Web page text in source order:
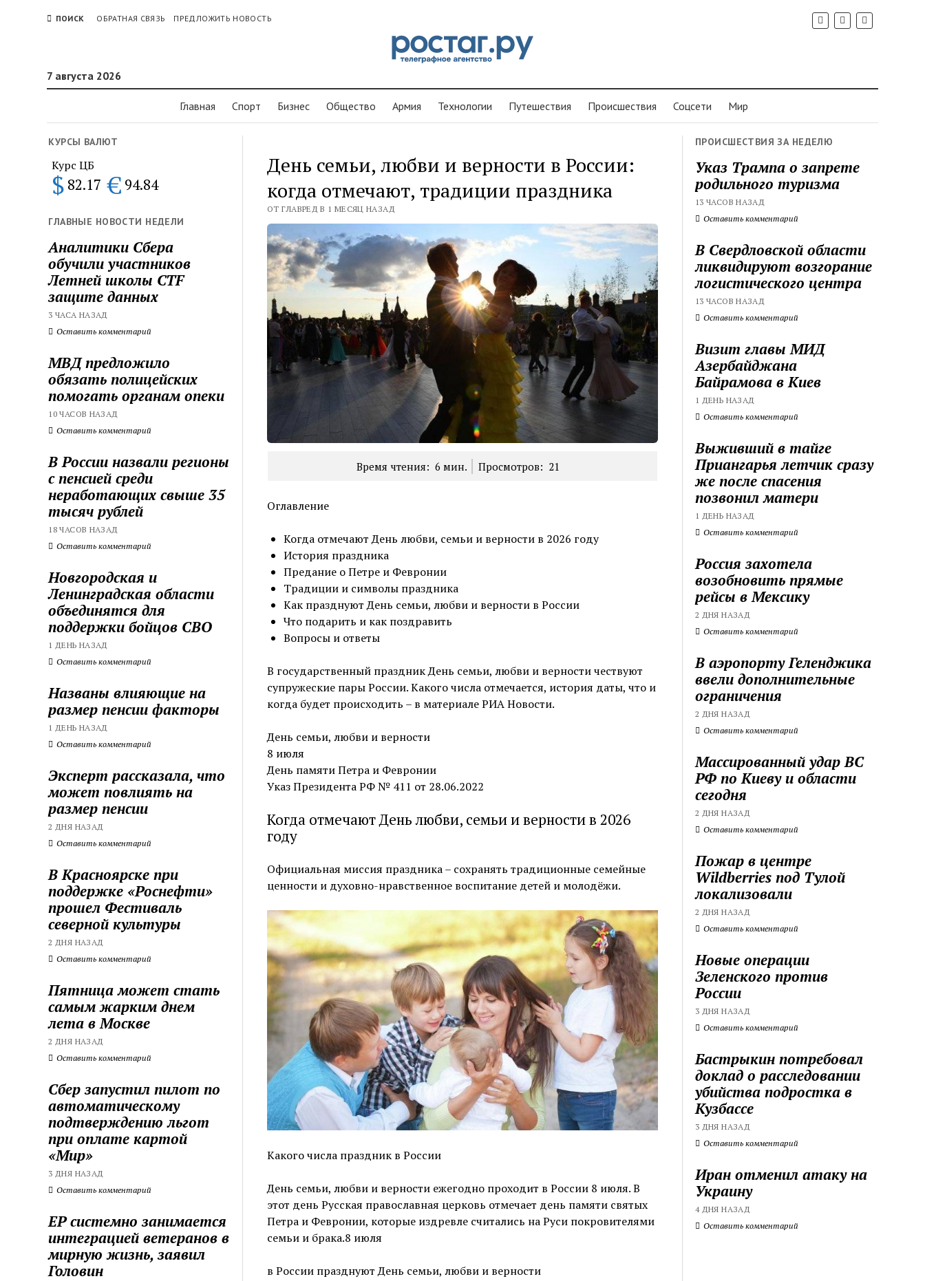
ПОИСК ОБРАТНАЯ СВЯЗЬ ПРЕДЛОЖИТЬ НОВОСТЬ
7 августа 2026
Главная Спорт Бизнес Общество Армия Технологии Путешествия Проиcшествия Соцсети Мир
КУРСЫ ВАЛЮТ
Курс ЦБ
$ 82.17 € 94.84
ГЛАВНЫЕ НОВОСТИ НЕДЕЛИ
Аналитики Сбера
обучили участников
Летней школы CTF
защите данных
3 ЧАСА НАЗАД
Оставить комментарий
МВД предложило
обязать полицейских
помогать органам опеки
10 ЧАСОВ НАЗАД
Оставить комментарий
В России назвали регионы
с пенсией среди
неработающих свыше 35
тысяч рублей
18 ЧАСОВ НАЗАД
Оставить комментарий
Новгородская и
Ленинградская области
объединятся для
поддержки бойцов СВО
1 ДЕНЬ НАЗАД
Оставить комментарий
Названы влияющие на
размер пенсии факторы
1 ДЕНЬ НАЗАД
Оставить комментарий
Эксперт рассказала, что
может повлиять на
размер пенсии
2 ДНЯ НАЗАД
Оставить комментарий
В Красноярске при
поддержке «Роснефти»
прошел Фестиваль
северной культуры
2 ДНЯ НАЗАД
Оставить комментарий
Пятница может стать
самым жарким днем
лета в Москве
2 ДНЯ НАЗАД
Оставить комментарий
Сбер запустил пилот по
автоматическому
подтверждению льгот
при оплате картой
«Мир»
3 ДНЯ НАЗАД
Оставить комментарий
ЕР системно занимается
интеграцией ветеранов в
мирную жизнь, заявил
Головин
День семьи, любви и верности в России:
когда отмечают, традиции праздника
ОТ ГЛАВРЕД В 1 МЕСЯЦ НАЗАД
Время чтения: 6 мин. Просмотров: 21
Оглавление
Когда отмечают День любви, семьи и верности в 2026 году
История праздника
Предание о Петре и Февронии
Традиции и символы праздника
Как празднуют День семьи, любви и верности в России
Что подарить и как поздравить
Вопросы и ответы
В государственный праздник День семьи, любви и верности чествуют
супружеские пары России. Какого числа отмечается, история даты, что и
когда будет происходить – в материале РИА Новости.
День семьи, любви и верности
8 июля
День памяти Петра и Февронии
Указ Президента РФ № 411 от 28.06.2022
Когда отмечают День любви, семьи и верности в 2026
году
Официальная миссия праздника – сохранять традиционные семейные
ценности и духовно-нравственное воспитание детей и молодёжи.
Какого числа праздник в России
День семьи, любви и верности ежегодно проходит в России 8 июля. В
этот день Русская православная церковь отмечает день памяти святых
Петра и Февронии, которые издревле считались на Руси покровителями
семьи и брака.8 июля
в России празднуют День семьи, любви и верности
ПРОИСШЕСТВИЯ ЗА НЕДЕЛЮ
Указ Трампа о запрете
родильного туризма
13 ЧАСОВ НАЗАД
Оставить комментарий
В Свердловской области
ликвидируют возгорание
логистического центра
13 ЧАСОВ НАЗАД
Оставить комментарий
Визит главы МИД
Азербайджана
Байрамова в Киев
1 ДЕНЬ НАЗАД
Оставить комментарий
Выживший в тайге
Приангарья летчик сразу
же после спасения
позвонил матери
1 ДЕНЬ НАЗАД
Оставить комментарий
Россия захотела
возобновить прямые
рейсы в Мексику
2 ДНЯ НАЗАД
Оставить комментарий
В аэропорту Геленджика
ввели дополнительные
ограничения
2 ДНЯ НАЗАД
Оставить комментарий
Массированный удар ВС
РФ по Киеву и области
сегодня
2 ДНЯ НАЗАД
Оставить комментарий
Пожар в центре
Wildberries под Тулой
локализовали
2 ДНЯ НАЗАД
Оставить комментарий
Новые операции
Зеленского против
России
3 ДНЯ НАЗАД
Оставить комментарий
Бастрыкин потребовал
доклад о расследовании
убийства подростка в
Кузбассе
3 ДНЯ НАЗАД
Оставить комментарий
Иран отменил атаку на
Украину
4 ДНЯ НАЗАД
Оставить комментарий